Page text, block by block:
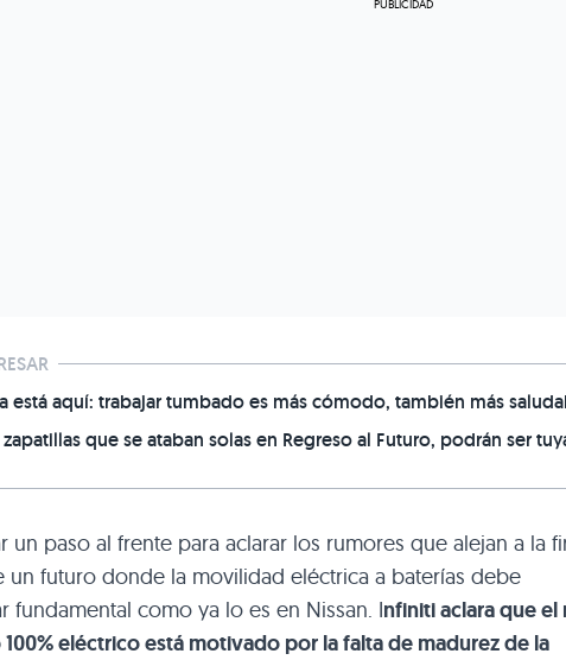
está aquí: trabajar tumbado es más cómodo, también más
zapatillas que se ataban solas en Regreso al Futuro, podrán ser
un paso al frente para aclarar los rumores que alejan a la
un futuro donde la movilidad eléctrica a baterías debe
fundamental como ya lo es en Nissan. Infiniti aclara que el
eléctrico está motivado por la falta de madurez de la